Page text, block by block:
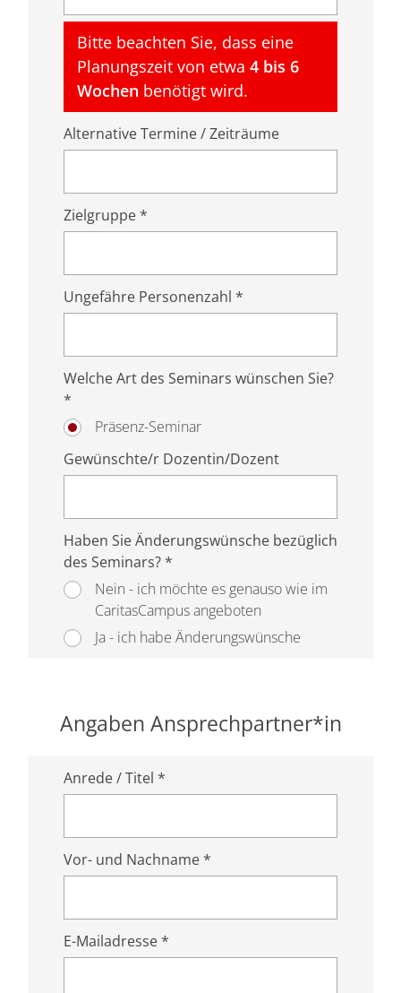
Bitte beachten Sie, dass eine
Planungszeit von etwa 4 bis 6
Wochen benötigt wird.
Alternative Termine / Zeiträume
Zielgruppe *
Ungefähre Personenzahl *
Welche Art des Seminars wünschen Sie?
*
Präsenz-Seminar
Gewünschte/r Dozentin/Dozent
Haben Sie Änderungswünsche bezüglich
des Seminars? *
Nein - ich möchte es genauso wie im
CaritasCampus angeboten
Ja - ich habe Änderungswünsche
Angaben Ansprechpartner*in
Anrede / Titel *
Vor- und Nachname *
E-Mailadresse *